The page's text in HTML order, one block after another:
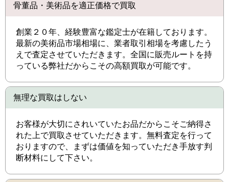
骨董品・美術品を適正価格で買取
創業２０年、経験豊富な鑑定士が在籍しております。
最新の美術品市場相場に、業者取引相場を考慮したう
えで査定させていただきます。全国に販売ルートを持
っている弊社だからこその高額買取が可能です。
無理な買取はしない
お客様が大切にされいていたお品だからこそご納得さ
れた上で買取させていただきます。無料査定を行って
おりますので、まずは価値を知っていただき手放す判
断材料にして下さい。